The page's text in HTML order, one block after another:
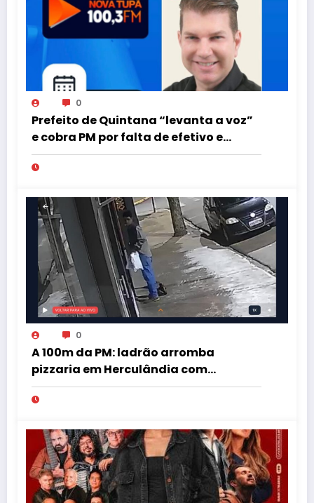
0
Prefeito de Quintana “levanta a voz”
e cobra PM por falta de efetivo e
viaturas na região
0
A 100m da PM: ladrão arromba
pizzaria em Herculândia com
patinete furtado